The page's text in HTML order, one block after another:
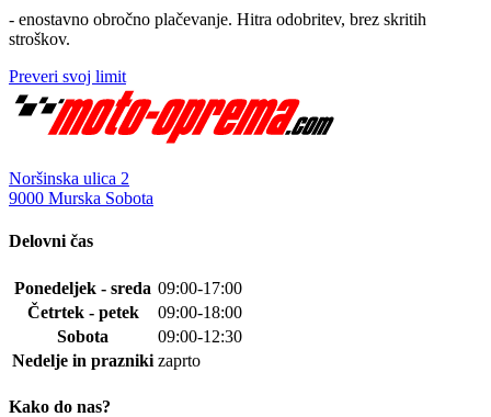
- enostavno obročno plačevanje. Hitra odobritev, brez skritih
stroškov.
Preveri svoj limit
Noršinska ulica 2
9000 Murska Sobota
Delovni čas
Ponedeljek - sreda 09:00-17:00
Četrtek - petek
09:00-18:00
Sobota
09:00-12:30
Nedelje in prazniki zaprto
Kako do nas?